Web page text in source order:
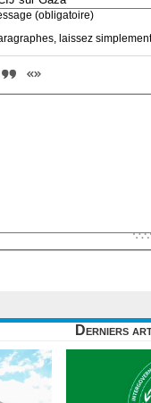
(obligatoire)
laissez
Derniers